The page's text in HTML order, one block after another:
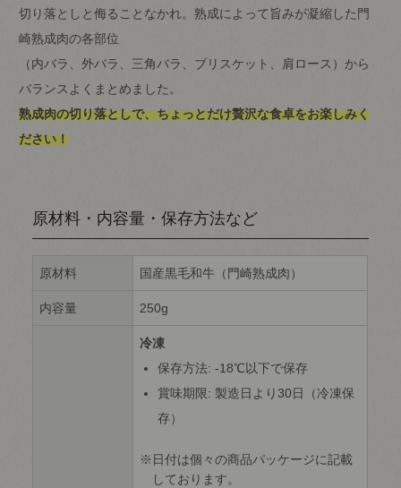
切り落としと侮ることなかれ。熟成によって旨みが凝縮した門
崎熟成肉の各部位
（内バラ、外バラ、三角バラ、ブリスケット、肩ロース）から
バランスよくまとめました。
熟成肉の切り落としで、ちょっとだけ贅沢な食卓をお楽しみく
ださい！
原材料・内容量・保存方法など
原材料 国産黒毛和牛（門崎熟成肉）
内容量 250g
冷凍
保存方法: -18℃以下で保存
賞味期限: 製造日より30日（冷凍保
存）
日付は個々の商品パッケージに記載
しております。